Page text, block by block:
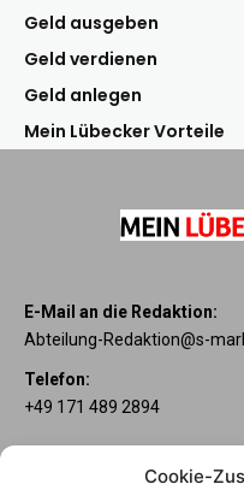
Cookie-
Geld ausgeben
Geld verdienen
Geld anlegen
Mein Lübecker Vorteile
E-Mail an die Redaktion:
Abteilung-Redaktion@s-
Telefon:
+49 171 489 2894